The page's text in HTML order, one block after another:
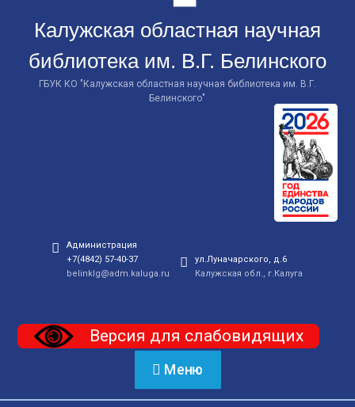
Калужская областная научная
библиотека им. В.Г. Белинского
ГБУК КО "Калужская областная научная библиотека им. В.Г.
Белинского"
Администрация
+7(4842) 57-40-37
belinklg@adm.kaluga.ru
ул.Луначарского, д.6
Калужская обл., г.Калуга
Версия для слабовидящих
Меню